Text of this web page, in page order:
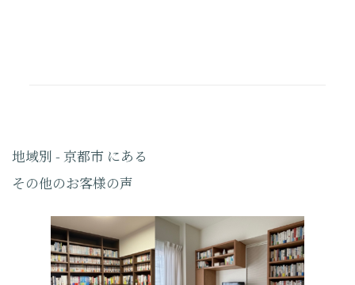
地域別 - 京都市 にある
その他のお客様の声